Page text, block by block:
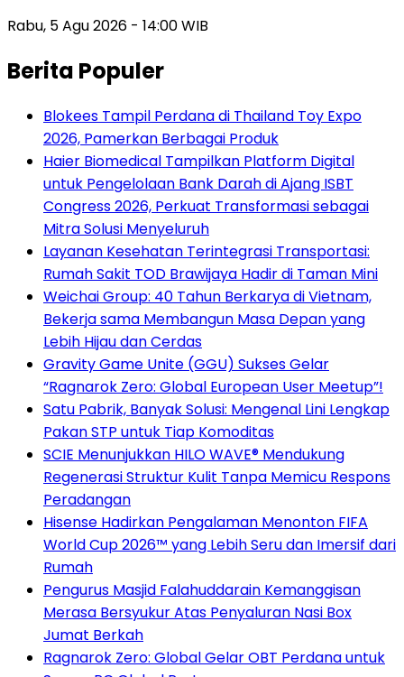
Rabu, 5 Agu 2026 - 14:00 WIB
Berita Populer
Blokees Tampil Perdana di Thailand Toy Expo
2026, Pamerkan Berbagai Produk
Haier Biomedical Tampilkan Platform Digital
untuk Pengelolaan Bank Darah di Ajang ISBT
Congress 2026, Perkuat Transformasi sebagai
Mitra Solusi Menyeluruh
Layanan Kesehatan Terintegrasi Transportasi:
Rumah Sakit TOD Brawijaya Hadir di Taman Mini
Weichai Group: 40 Tahun Berkarya di Vietnam,
Bekerja sama Membangun Masa Depan yang
Lebih Hijau dan Cerdas
Gravity Game Unite (GGU) Sukses Gelar
“Ragnarok Zero: Global European User Meetup”!
Satu Pabrik, Banyak Solusi: Mengenal Lini Lengkap
Pakan STP untuk Tiap Komoditas
SCIE Menunjukkan HILO WAVE® Mendukung
Regenerasi Struktur Kulit Tanpa Memicu Respons
Peradangan
Hisense Hadirkan Pengalaman Menonton FIFA
World Cup 2026™ yang Lebih Seru dan Imersif dari
Rumah
Pengurus Masjid Falahuddarain Kemanggisan
Merasa Bersyukur Atas Penyaluran Nasi Box
Jumat Berkah
Ragnarok Zero: Global Gelar OBT Perdana untuk